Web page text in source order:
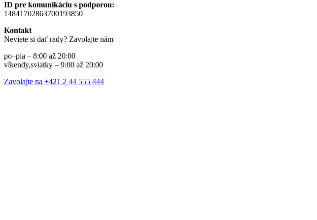
ID pre komunikáciu s podporou:
14841702863700193850
Kontakt
Neviete si dať rady? Zavolajte nám
po–pia – 8:00 až 20:00
víkendy,sviatky – 9:00 až 20:00
Zavolajte na +421 2 44 555 444